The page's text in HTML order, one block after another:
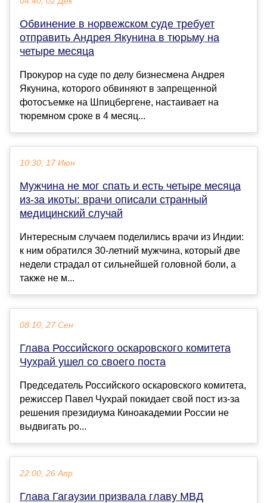
Обвинение в норвежском суде требует
отправить Андрея Якунина в тюрьму на
четыре месяца
Прокурор на суде по делу бизнесмена Андрея
Якунина, которого обвиняют в запрещенной
фотосъемке на Шпицбергене, настаивает на
тюремном сроке в 4 месяц...
10:30, 17 Июн
Мужчина не мог спать и есть четыре месяца
из-за икоты: врачи описали странный
медицинский случай
Интересным случаем поделились врачи из Индии:
к ним обратился 30-летний мужчина, который две
недели страдал от сильнейшей головной боли, а
также не м...
08:10, 27 Сен
Глава Российского оскаровского комитета
Чухрай ушел со своего поста
Председатель Российского оскаровского комитета,
режиссер Павел Чухрай покидает свой пост из-за
решения президиума Киноакадемии России не
выдвигать ро...
22:00, 26 Апр
Глава Гагаузии призвала главу МВД